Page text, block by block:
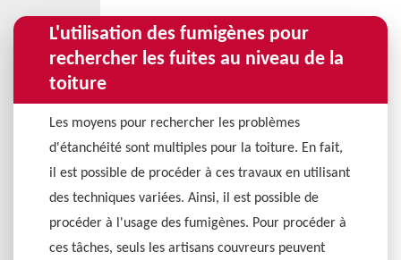
L'utilisation des fumigènes pour
rechercher les fuites au niveau de la
toiture
Les moyens pour rechercher les problèmes
d'étanchéité sont multiples pour la toiture. En fait,
il est possible de procéder à ces travaux en utilisant
des techniques variées. Ainsi, il est possible de
procéder à l'usage des fumigènes. Pour procéder à
ces tâches, seuls les artisans couvreurs peuvent